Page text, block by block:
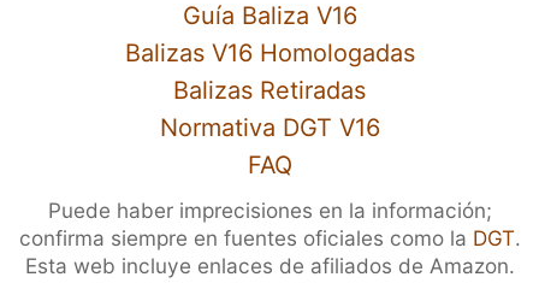
Guía Baliza V16
Balizas V16 Homologadas
Balizas Retiradas
Normativa DGT V16
FAQ
Puede haber imprecisiones en la información;
confirma siempre en fuentes oficiales como la DGT.
Esta web incluye enlaces de afiliados de Amazon.